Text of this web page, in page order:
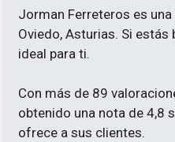
Jorman Ferreteros es
Oviedo, Asturias. Si
ideal para ti.
Con más de 89
obtenido una nota de 4,8
ofrece a sus clientes.